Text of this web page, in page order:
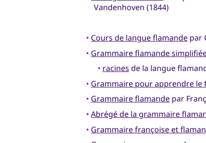
Vandenhoven (1844)
• Cours de langue flamandepar
• Grammaire flamande
• racines de la langue
• Grammaire pour apprendre le
• Grammaire flamandepar
• Abrégé de la grammaire
• Grammaire françoise et